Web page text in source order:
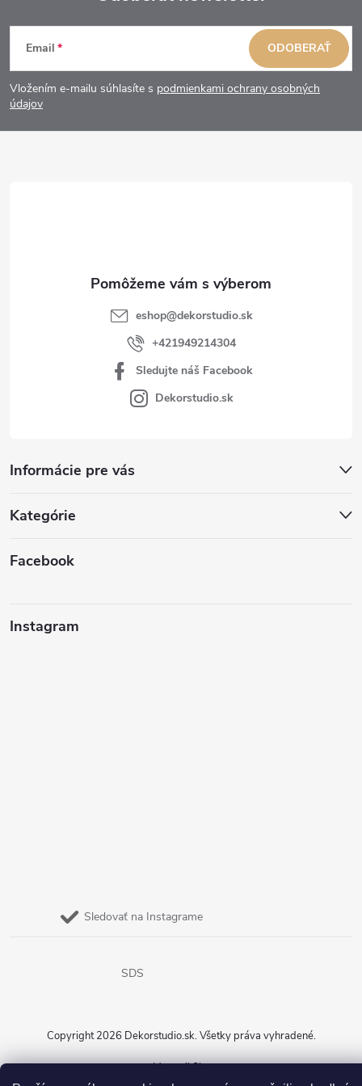
Z
á
p
Email
Vložením e-mailu súhlasíte s podmienkami ochrany osobných
údajov
ODOBERAŤ
Informácie pre vás
Kategórie
Facebook
Instagram
Sledovať na Instagrame
eshop@dekorstudio.sk
+421949214304
Sledujte náš Facebook
Dekorstudio.sk
SDS
Vytvoril Shoptet
Copyright 2026 Dekorstudio.sk. Všetky práva vyhradené.